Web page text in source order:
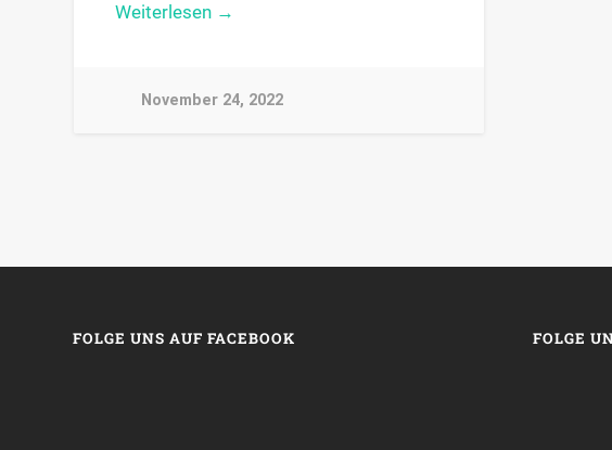
Weiterlesen →
November 24, 2022
FOLGE UNS AUF FACEBOOK FOLGE